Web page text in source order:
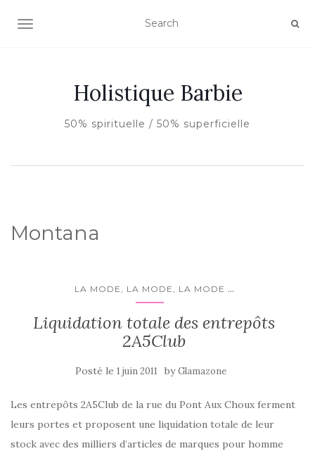
AFFICHER/MASQUER LA NAVIGATION
Holistique Barbie
50% spirituelle / 50% superficielle
Montana
LA MODE, LA MODE, LA MODE ...
Liquidation totale des entrepôts
2A5Club
Posté le 1 juin 2011 byGlamazone
Les entrepôts 2A5Club de la rue du Pont Aux Choux ferment
leurs portes et proposent une liquidation totale de leur
stock avec des milliers d’articles de marques pour homme